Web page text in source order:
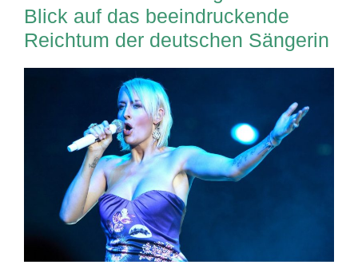
Blick auf das beeindruckende
Reichtum der deutschen Sängerin